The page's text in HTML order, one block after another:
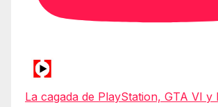
La cagada de PlayStation, GTA VI y